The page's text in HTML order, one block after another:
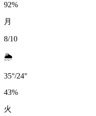
92%
月
8/10
🌦️
35°/24°
43%
火